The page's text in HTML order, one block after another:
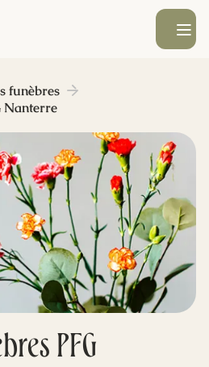
Ouvrir le
PFG
funèbres
Nanterre